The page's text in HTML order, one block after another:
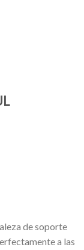
de soporte
a las